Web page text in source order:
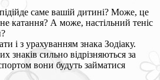
саме вашій дитині? Може, це
катання? А може, настільний теніс
і з урахуванням знака Зодіаку.
знаків сильно відрізняються за
вони будуть займатися